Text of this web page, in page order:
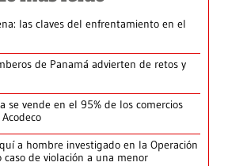
las claves del enfrentamiento en el
de Panamá advierten de retos y
se vende en el 95% de los comercios
a hombre investigado en la Operación
de violación a una menor